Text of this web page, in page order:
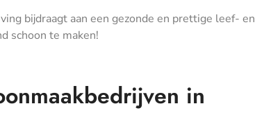
bijdraagt aan een gezonde en prettige leef- en
schoon te maken!
in